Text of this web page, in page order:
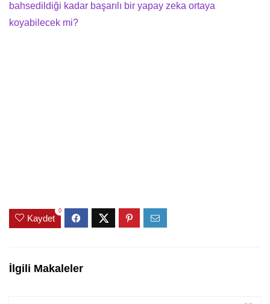
bahsedildiği kadar başarılı bir yapay zeka ortaya
koyabilecek mi?
Kaydet
0
İlgili Makaleler